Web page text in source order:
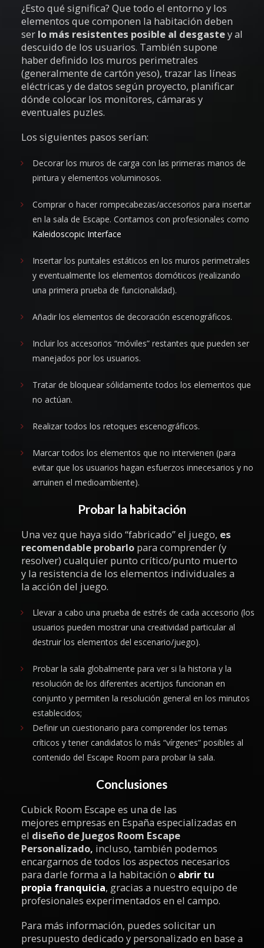
¿Esto qué significa? Que todo el entorno y los
elementos que componen la habitación deben
ser lo más resistentes posible al desgastey al
descuido de los usuarios. También supone
haber definido los muros perimetrales
(generalmente de cartón yeso), trazar las líneas
eléctricas y de datos según proyecto, planificar
dónde colocar los monitores, cámaras y
eventuales puzles.
Los siguientes pasos serían:
Decorar los muros de carga con las primeras manos de
pintura y elementos voluminosos.
Comprar o hacer rompecabezas/accesorios para insertar
en la sala de Escape. Contamos con profesionales como
Kaleidoscopic Interface
Insertar los puntales estáticos en los muros perimetrales
y eventualmente los elementos domóticos (realizando
una primera prueba de funcionalidad).
Añadir los elementos de decoración escenográficos.
Incluir los accesorios “móviles” restantes que pueden ser
manejados por los usuarios.
Tratar de bloquear sólidamente todos los elementos que
no actúan.
Realizar todos los retoques escenográficos.
Marcar todos los elementos que no intervienen (para
evitar que los usuarios hagan esfuerzos innecesarios y no
arruinen el medioambiente).
Probar la habitación
Una vez que haya sido “fabricado” el juego, es
recomendable probarlopara comprender (y
resolver) cualquier punto crítico/punto muerto
y la resistencia de los elementos individuales a
la acción del juego.
Llevar a cabo una prueba de estrés de cada accesorio (los
usuarios pueden mostrar una creatividad particular al
destruir los elementos del escenario/juego).
Probar la sala globalmente para ver si la historia y la
resolución de los diferentes acertijos funcionan en
conjunto y permiten la resolución general en los minutos
establecidos;
Definir un cuestionario para comprender los temas
críticos y tener candidatos lo más “vírgenes” posibles al
contenido del Escape Room para probar la sala.
Conclusiones
Cubick Room Escape es una de las
mejores empresas en España especializadas en
el diseño de Juegos Room Escape
Personalizado, incluso, también podemos
encargarnos de todos los aspectos necesarios
para darle forma a la habitación o abrir tu
propia franquicia, gracias a nuestro equipo de
profesionales experimentados en el campo.
Para más información, puedes solicitar un
presupuesto dedicado y personalizado en base a